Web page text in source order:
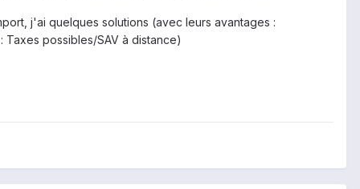
j'ai quelques solutions (avec leurs avantages :
possibles/SAV à distance)